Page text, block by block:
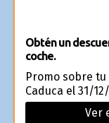
Obtén un
coche.
Promo sobre tu
Caduca el 31/
Ver